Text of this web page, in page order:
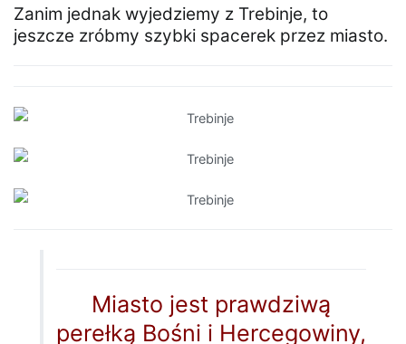
Zanim jednak wyjedziemy z Trebinje, to
jeszcze zróbmy szybki spacerek przez miasto.
Miasto jest prawdziwą
perełką Bośni i Hercegowiny,